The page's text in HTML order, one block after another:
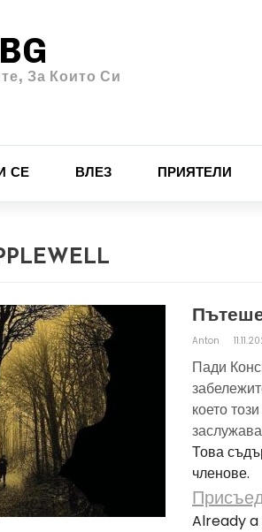
За Които Си
СЕ ВЛЕЗ ПРИЯТЕЛИ
Anton
Пади
което
Това
членове.
Already